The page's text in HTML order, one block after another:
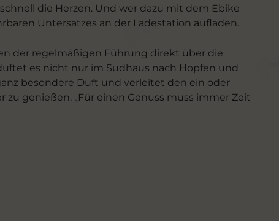
die Herzen. Und wer dazu mit dem Ebike
Untersatzes an der Ladestation aufladen.
der regelmäßigen Führung direkt über die
es nicht nur im Sudhaus nach Hopfen und
besondere Duft und verleitet den ein oder
genießen. „Für einen Genuss muss immer Zeit